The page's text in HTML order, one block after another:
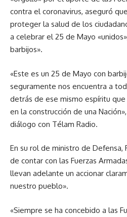
contra el coronavirus, aseguró
proteger la salud de los
a celebrar el 25 de Mayo
barbijos».
«Este es un 25 de Mayo con
seguramente nos encuentra a
detrás de ese mismo espíritu
en la construcción de una
diálogo con Télam Radio.
En su rol de ministro de Defensa,
de contar con las Fuerzas
llevan adelante un accionar
nuestro pueblo».
«Siempre se ha concebido a las